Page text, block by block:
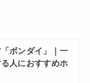
ボンダイ」｜一
人におすすめホ